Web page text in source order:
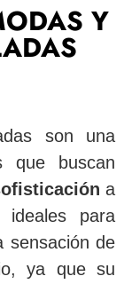
Y
son una
que buscan
a
para
sensación de
ya que su